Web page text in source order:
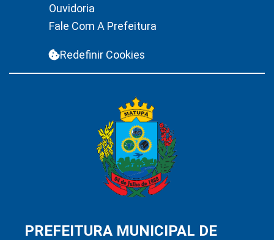
Ouvidoria
Fale Com A Prefeitura
Redefinir Cookies
PREFEITURA MUNICIPAL DE